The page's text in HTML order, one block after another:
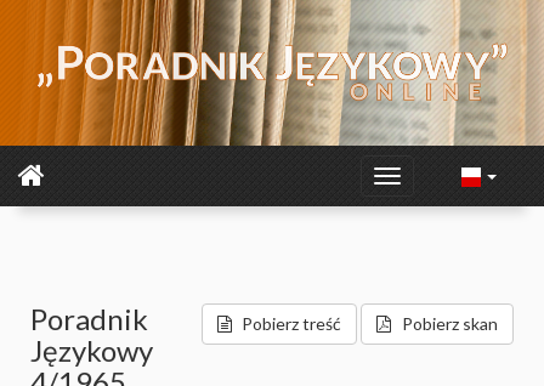
Pobierz treść Pobierz skan
Poradnik
Językowy